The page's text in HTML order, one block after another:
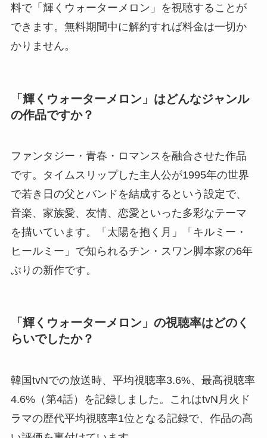
料で「輝くウォーターメロン」を視聴することが
できます。無料期間中に解約すれば料金は一切か
かりません。
「輝くウォーターメロン」はどんなジャンル
の作品ですか？
ファンタジー・青春・ロマンスを融合させた作品
です。タイムスリップした主人公が1995年の世界
で若き日の父とバンドを結成するという設定で、
音楽、家族愛、友情、恋愛といった多彩なテーマ
を描いています。「太陽を抱く月」「キルミー・
ヒールミー」で知られるチン・スワン脚本家の6年
ぶりの新作です。
「輝くウォーターメロン」の視聴率はどのく
らいでしたか？
韓国tvNでの放送時、平均視聴率3.6%、最高視聴率
4.6%（第4話）を記録しました。これはtvN月火ド
ラマの歴代平均視聴率1位となる記録で、作品の高